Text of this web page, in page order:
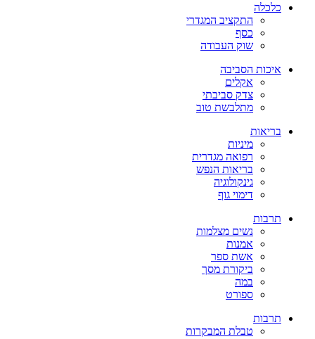
כלכלה
התקציב המגדרי
כסף
שוק העבודה
איכות הסביבה
אקלים
צדק סביבתי
מתלבשת טוב
בריאות
מיניות
רפואה מגדרית
בריאות הנפש
גינקולוגיה
דימוי גוף
תרבות
נשים מצלמות
אמנות
אשת ספר
ביקורת מסך
במה
ספורט
תרבות
טבלת המבקרות